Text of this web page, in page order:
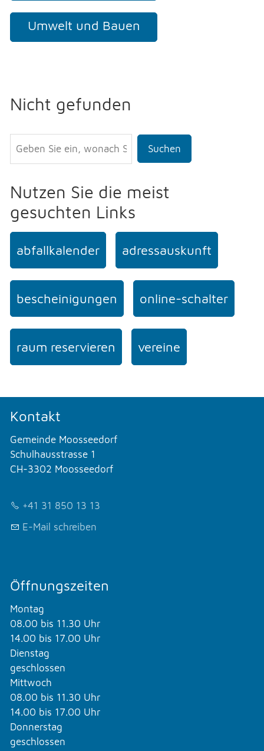
Umwelt und Bauen
Nicht gefunden
Suchen
Nutzen Sie die meist
gesuchten Links
abfallkalender adressauskunft
bescheinigungen online-schalter
raum reservieren vereine
Kontakt
Gemeinde Moosseedorf
Schulhausstrasse 1
CH-3302 Moosseedorf
+41 31 850 13 13
E-Mail schreiben
Öffnungszeiten
Montag
08.00 bis 11.30 Uhr
14.00 bis 17.00 Uhr
Dienstag
geschlossen
Mittwoch
08.00 bis 11.30 Uhr
14.00 bis 17.00 Uhr
Donnerstag
geschlossen